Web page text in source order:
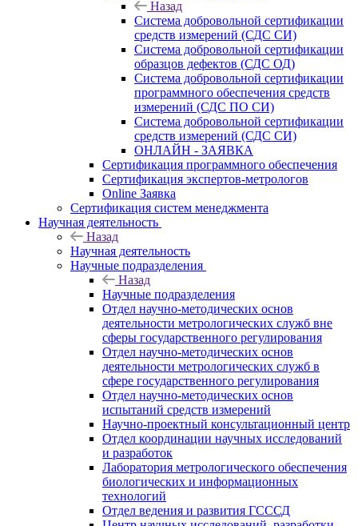
Назад
Система добровольной сертификации
средств измерений (СДС СИ)
Система добровольной сертификации
образцов дефектов (СДС ОД)
Система добровольной сертификации
программного обеспечения средств
измерений (СДС ПО СИ)
Система добровольной сертификации
средств измерений (СДС СИ)
ОНЛАЙН - ЗАЯВКА
Сертификация программного обеспечения
Сертификация экспертов-метрологов
Online Заявка
Сертификация систем менеджмента
Научная деятельность
Назад
Научная деятельность
Научные подразделения
Назад
Научные подразделения
Отдел научно-методических основ
деятельности метрологических служб вне
сферы государственного регулирования
Отдел научно-методических основ
деятельности метрологических служб в
сфере государственного регулирования
Отдел научно-методических основ
испытаний средств измерений
Научно-проектный консультационный центр
Отдел координации научных исследований
и разработок
Лаборатория метрологического обеспечения
биологических и информационных
технологий
Отдел ведения и развития ГСССД